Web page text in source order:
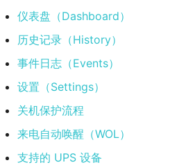
仪表盘（Dashboard）
历史记录（History）
事件日志（Events）
设置（Settings）
关机保护流程
来电自动唤醒（WOL）
支持的 UPS 设备